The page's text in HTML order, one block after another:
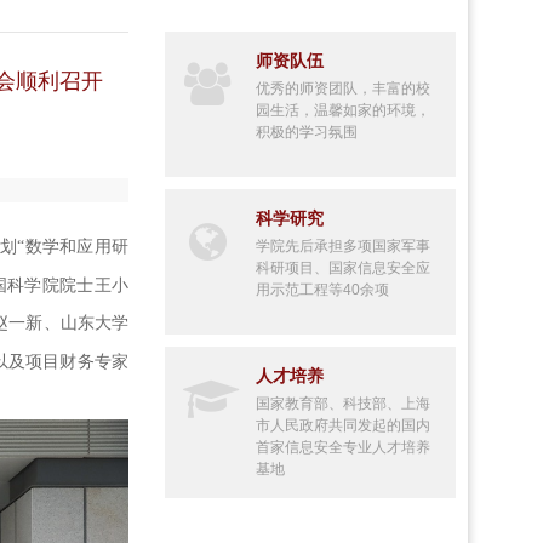
顺利召开
“数学和应用研
科学院院士王小
一新、山东大学
及项目财务专家
师资队伍
优秀的师资团队，丰富的校
园生活，温馨如家的环境，
积极的学习氛围
科学研究
学院先后承担多项国家军事
科研项目、国家信息安全应
用示范工程等40余项
人才培养
国家教育部、科技部、上海
市人民政府共同发起的国内
首家信息安全专业人才培养
基地